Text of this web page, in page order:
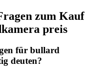
zum Kauf
preis
für bullard
deuten?